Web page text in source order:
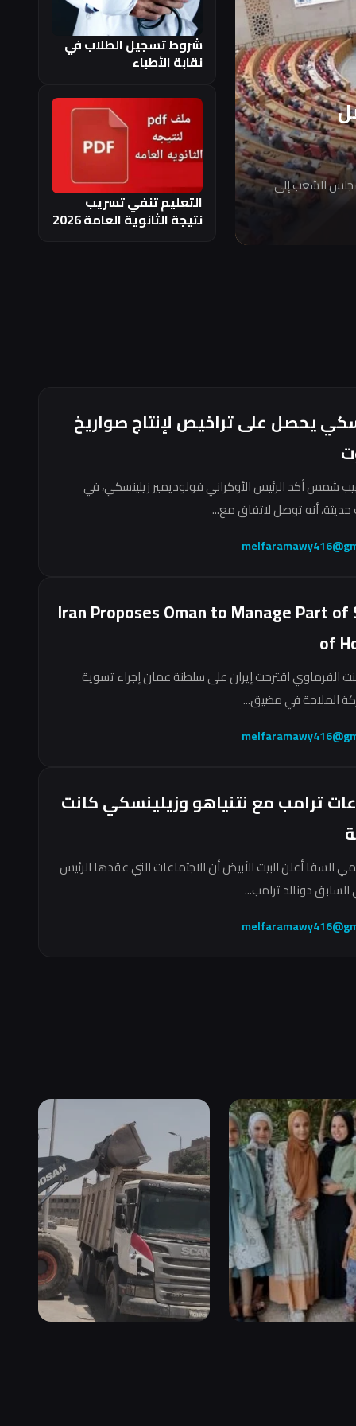
الشعب إلى
شروط تسجيل الطلاب في
نقابة الأطباء
التعليم تنفي تسريب
نتيجة الثانوية العامة 2026
يحصل على تراخيص لإنتاج صواريخ
شمس أكد الرئيس الأوكراني فولوديمير زيلينسكي، في
أنه توصل لاتفاق مع...
Iran Proposes Oman to Manage Part
of
الفرماوي اقترحت إيران على سلطنة عمان إجراء تسوية
الملاحة في مضيق...
ترامب مع نتنياهو وزيلينسكي كانت
السقا أعلن البيت الأبيض أن الاجتماعات التي عقدها الرئيس
السابق دونالد ترامب...